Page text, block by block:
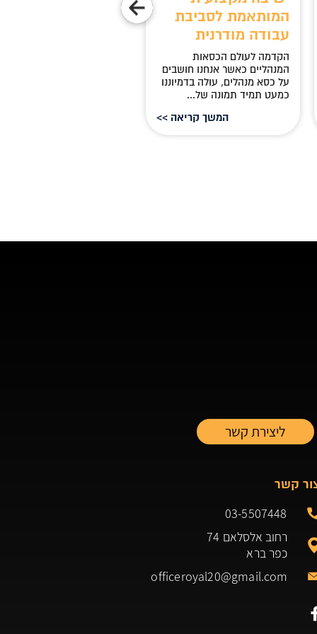
המותאמת לסביבת
עבודה מודרנית
הקדמה לעולם הכסאות
המנהליים כאשר אנחנו חושבים
על כסא מנהלים, עולה בדמיוננו
כמעט תמיד תמונה של...
המשך קריאה >>
קשר
03-5507448
רחוב אלסלאם 74
כפר ברא
officeroyal20@gmail.com